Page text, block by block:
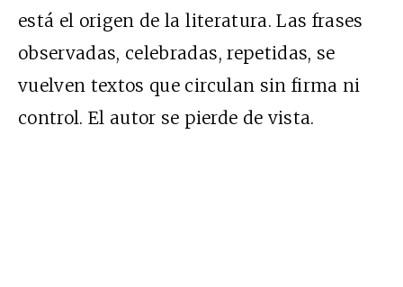
está el origen de la literatura. Las frases
observadas, celebradas, repetidas, se
vuelven textos que circulan sin firma ni
control. El autor se pierde de vista.